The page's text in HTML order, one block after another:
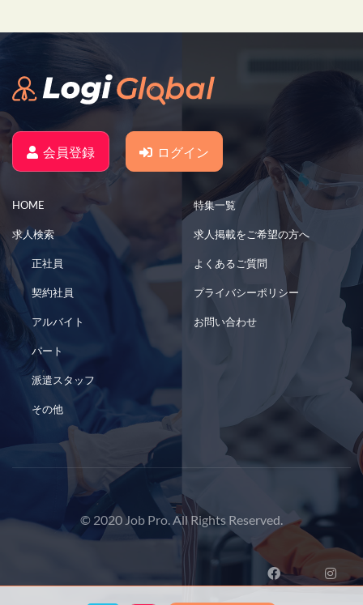
会員登録 ログイン
HOME
求人検索
正社員
契約社員
アルバイト
パート
派遣スタッフ
その他
特集一覧
求人掲載をご希望の方へ
よくあるご質問
プライバシーポリシー
お問い合わせ
© 2020 Job Pro. All Rights Reserved.